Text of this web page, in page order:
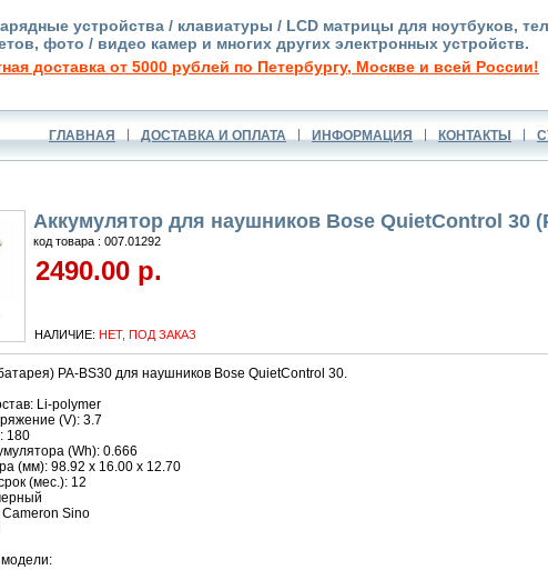
устройства / клавиатуры / LCD матрицы для ноутбуков,
фото / видео камер и многих других электронных устройств.
доставка от 5000 рублей по Петербургу, Москве и всей России!
ГЛАВНАЯ ДОСТАВКА И ОПЛАТА ИНФОРМАЦИЯ КОНТАКТЫ
Аккумулятор для наушников Bose QuietControl 30
код товара : 007.01292
2490.00 р.
НАЛИЧИЕ: НЕТ, ПОД ЗАКАЗ
PA-BS30 для наушников Bose QuietControl 30.
Li-polymer
(V): 3.7
180
(Wh): 0.666
(мм): 98.92 x 16.00 x 12.70
(мес.): 12
Cameron Sino